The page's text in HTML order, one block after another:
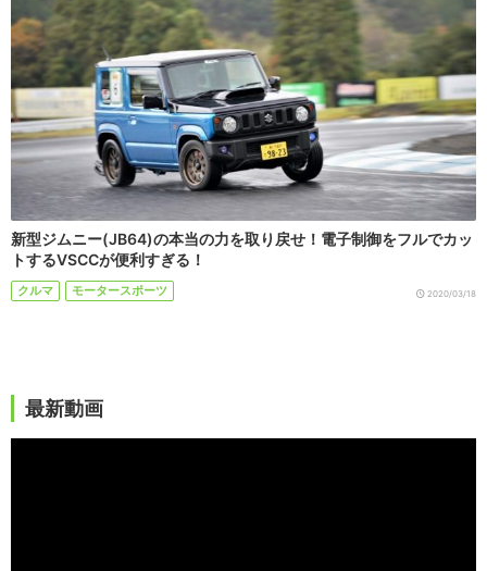
新型ジムニー(JB64)の本当の力を取り戻せ！電子制御をフルでカッ
トするVSCCが便利すぎる！
クルマ モータースポーツ 2020/03/18
最新動画